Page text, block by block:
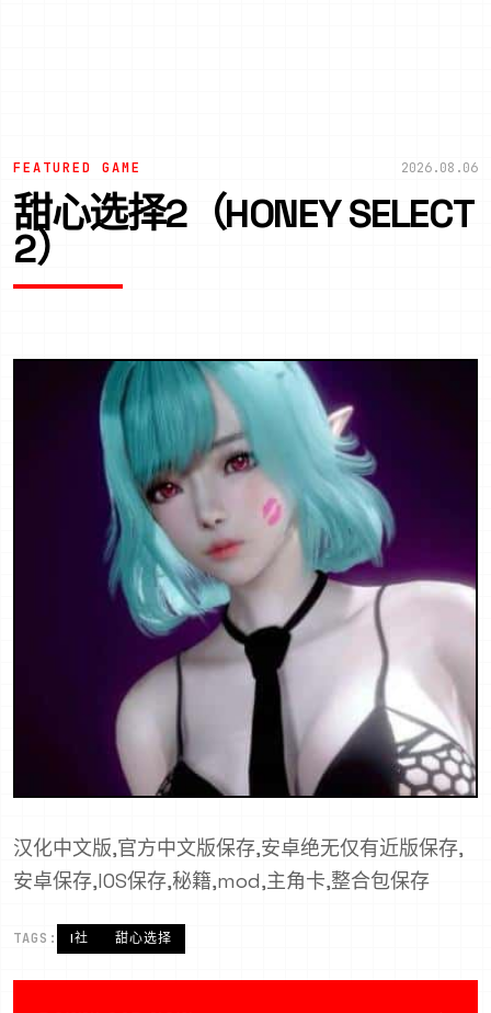
FEATURED GAME 2026.08.06
甜心选择2（HONEY SELECT
2）
汉化中文版,官方中文版保存,安卓绝无仅有近版保存,
安卓保存,IOS保存,秘籍,mod,主角卡,整合包保存
TAGS: I社 甜心选择